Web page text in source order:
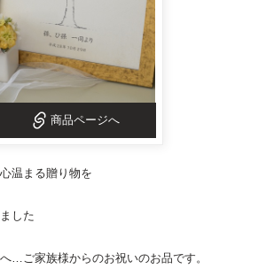
商品ページへ
温まる贈り物を
した
…ご家族様からのお祝いのお品です。